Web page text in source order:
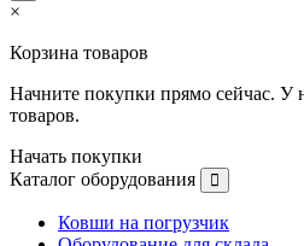
×
Корзина товаров
Начните покупки прямо сейчас. У
товаров.
Начать покупки
Каталог оборудования
Ковши на погрузчик